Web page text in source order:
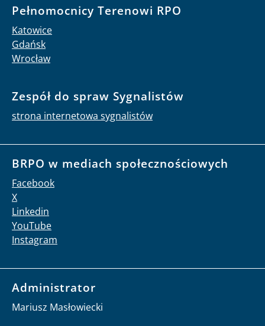
Pełnomocnicy Terenowi RPO
Katowice
Gdańsk
Wrocław
Zespół do spraw Sygnalistów
strona internetowa sygnalistów
BRPO w mediach społecznościowych
Facebook
X
Linkedin
YouTube
Instagram
Administrator
Mariusz Masłowiecki